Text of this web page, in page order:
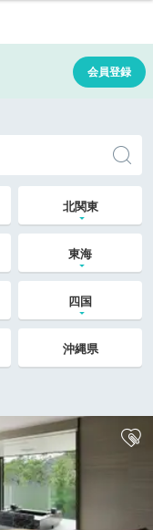
北関東
東海
四国
沖縄県